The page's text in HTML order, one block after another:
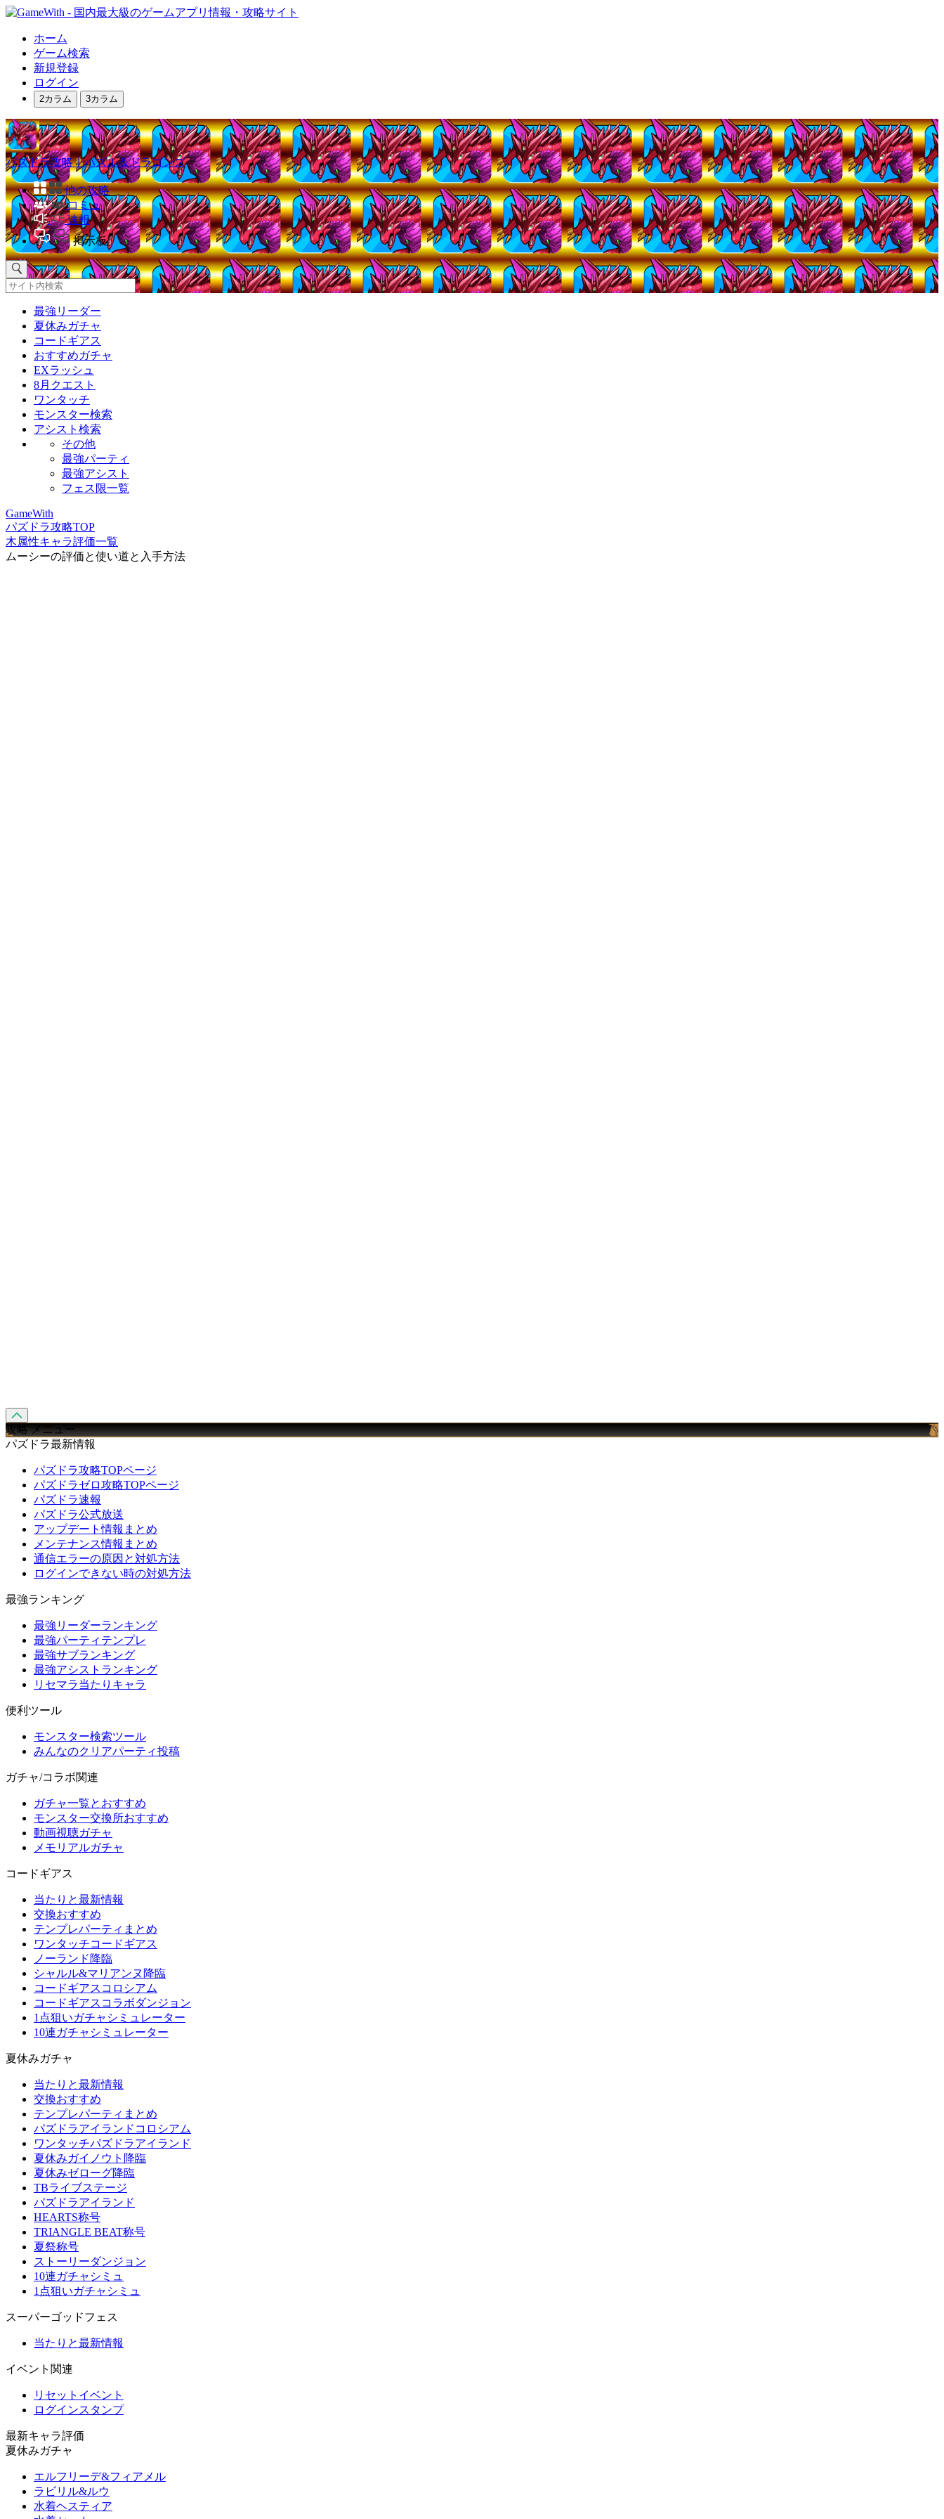
ホーム
ゲーム検索
新規登録
ログイン
2カラム 3カラム
パズドラ攻略｜パズル＆ドラゴンズ
他の攻略
コミュ
速報
掲示板
最強リーダー
夏休みガチャ
コードギアス
おすすめガチャ
EXラッシュ
8月クエスト
ワンタッチ
モンスター検索
アシスト検索
その他
最強パーティ
最強アシスト
フェス限一覧
GameWith
パズドラ攻略TOP
木属性キャラ評価一覧
ムーシーの評価と使い道と入手方法
攻略 メニュー
パズドラ最新情報
パズドラ攻略TOPページ
パズドラゼロ攻略TOPページ
パズドラ速報
パズドラ公式放送
アップデート情報まとめ
メンテナンス情報まとめ
通信エラーの原因と対処方法
ログインできない時の対処方法
最強ランキング
最強リーダーランキング
最強パーティテンプレ
最強サブランキング
最強アシストランキング
リセマラ当たりキャラ
便利ツール
モンスター検索ツール
みんなのクリアパーティ投稿
ガチャ/コラボ関連
ガチャ一覧とおすすめ
モンスター交換所おすすめ
動画視聴ガチャ
メモリアルガチャ
コードギアス
当たりと最新情報
交換おすすめ
テンプレパーティまとめ
ワンタッチコードギアス
ノーランド降臨
シャルル&マリアンヌ降臨
コードギアスコロシアム
コードギアスコラボダンジョン
1点狙いガチャシミュレーター
10連ガチャシミュレーター
夏休みガチャ
当たりと最新情報
交換おすすめ
テンプレパーティまとめ
パズドラアイランドコロシアム
ワンタッチパズドラアイランド
夏休みガイノウト降臨
夏休みゼローグ降臨
TBライブステージ
パズドラアイランド
HEARTS称号
TRIANGLE BEAT称号
夏祭称号
ストーリーダンジョン
10連ガチャシミュ
1点狙いガチャシミュ
スーパーゴッドフェス
当たりと最新情報
イベント関連
リセットイベント
ログインスタンプ
最新キャラ評価
夏休みガチャ
エルフリーデ&フィアメル
ラビリル&ルウ
水着ヘスティア